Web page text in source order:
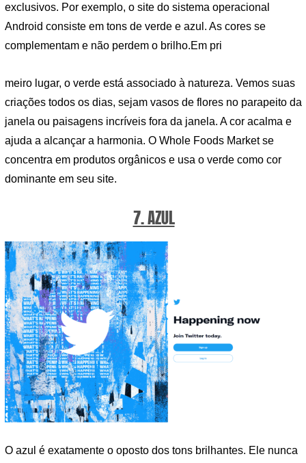
exclusivos. Por exemplo, o site do sistema operacional
Android consiste em tons de verde e azul. As cores se
complementam e não perdem o brilho.Em pri
meiro lugar, o verde está associado à natureza. Vemos suas
criações todos os dias, sejam vasos de flores no parapeito da
janela ou paisagens incríveis fora da janela. A cor acalma e
ajuda a alcançar a harmonia. O Whole Foods Market se
concentra em produtos orgânicos e usa o verde como cor
dominante em seu site.
7. AZUL
O azul é exatamente o oposto dos tons brilhantes. Ele nunca